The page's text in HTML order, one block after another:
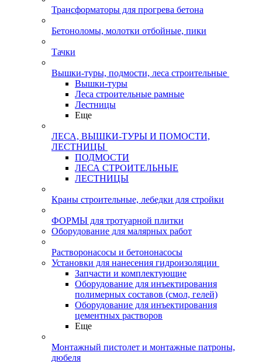
Трансформаторы для прогрева бетона
Бетоноломы, молотки отбойные, пики
Тачки
Вышки-туры, подмости, леса строительные
Вышки-туры
Леса строительные рамные
Лестницы
Еще
ЛЕСА, ВЫШКИ-ТУРЫ И ПОМОСТИ,
ЛЕСТНИЦЫ
ПОДМОСТИ
ЛЕСА СТРОИТЕЛЬНЫЕ
ЛЕСТНИЦЫ
Краны строительные, лебедки для стройки
ФОРМЫ для тротуарной плитки
Оборудование для малярных работ
Растворонасосы и бетононасосы
Установки для нанесения гидроизоляции
Запчасти и комплектующие
Оборудование для инъектирования
полимерных составов (смол, гелей)
Оборудование для инъектирования
цементных растворов
Еще
Монтажный пистолет и монтажные патроны,
дюбеля